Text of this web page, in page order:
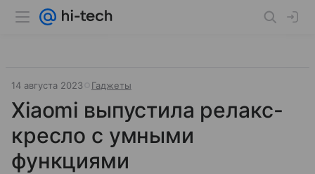
14 августа 2023 Гаджеты
Xiaomi выпустила релакс-
кресло с умными
функциями